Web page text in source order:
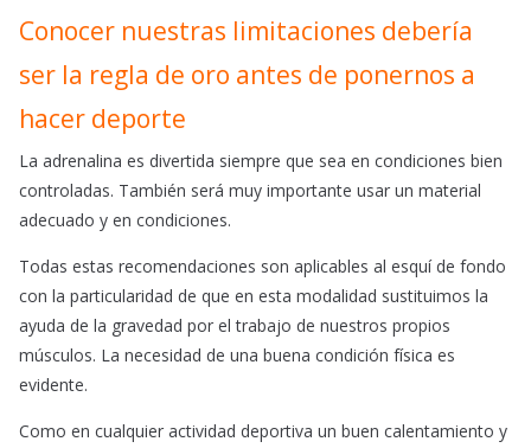
Conocer nuestras limitaciones debería
ser la regla de oro antes de ponernos a
hacer deporte
La adrenalina es divertida siempre que sea en condiciones bien
controladas. También será muy importante usar un material
adecuado y en condiciones.
Todas estas recomendaciones son aplicables al esquí de fondo
con la particularidad de que en esta modalidad sustituimos la
ayuda de la gravedad por el trabajo de nuestros propios
músculos. La necesidad de una buena condición física es
evidente.
Como en cualquier actividad deportiva un buen calentamiento y